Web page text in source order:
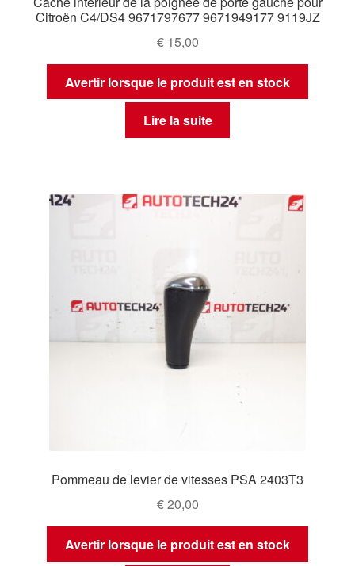
Citroën C4/DS4 9671797677 9671949177 9119JZ
€15,00
Avertir lorsque le produit est en stock
Lire la suite
Pommeau de levier de vitesses PSA 2403T3
€20,00
Avertir lorsque le produit est en stock